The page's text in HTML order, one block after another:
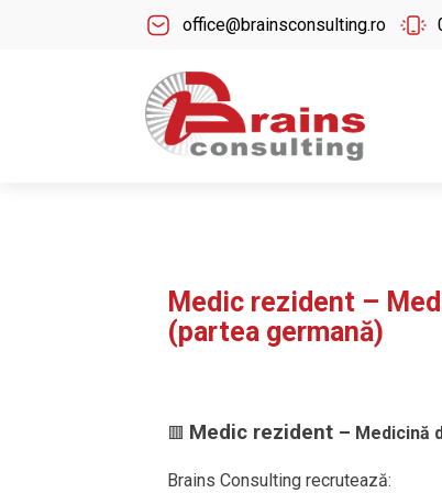
office@brainsconsulting.ro
Medic rezident –
(partea germană)
🟥 Medic rezident – Medicină
Brains Consulting recrutează: